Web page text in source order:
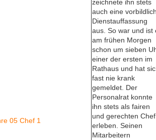
zeichnete ihn stets
auch eine
Dienstauffassung
aus. So war und ist
am frühen Morgen
schon um sieben
einer der ersten im
Rathaus und hat
fast nie krank
gemeldet. Der
Personalrat konnte
ihn stets als fairen
und gerechten Chef
erleben. Seinen
Mitarbeitern